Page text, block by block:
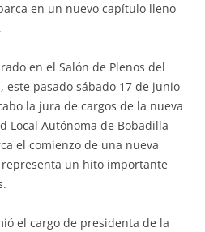
en un nuevo capítulo lleno
en el Salón de Plenos del
este pasado sábado 17 de junio
la jura de cargos de la nueva
Local Autónoma de Bobadilla
el comienzo de una nueva
un hito importante
el cargo de presidenta de la